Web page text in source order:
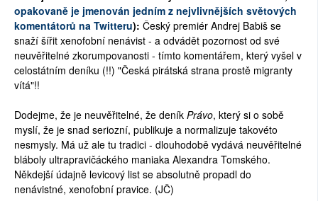
RUBRIKY
PLNÁ VERZE STRÁNEK
opakovaně je jmenován jedním z nejvlivnějších světových
komentátorů na Twitteru): Český premiér Andrej Babiš se
snaží šířit xenofobní nenávist - a odvádět pozornost od své
neuvěřitelné zkorumpovanosti - tímto komentářem, který vyšel v
celostátním deníku (!!) "Česká pirátská strana prostě migranty
vítá"!!
Dodejme, že je neuvěřitelné, že deník Právo, který si o sobě
myslí, že je snad seriozní, publikuje a normalizuje takovéto
nesmysly. Má už ale tu tradici - dlouhodobě vydává neuvěřitelné
bláboly ultrapravičáckého maniaka Alexandra Tomského.
Někdejší údajně levicový list se absolutně propadl do
nenávistné, xenofobní pravice. (JČ)